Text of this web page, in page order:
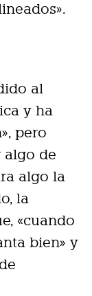
al
y ha
pero
algo de
algo la
la
«cuando
bien» y